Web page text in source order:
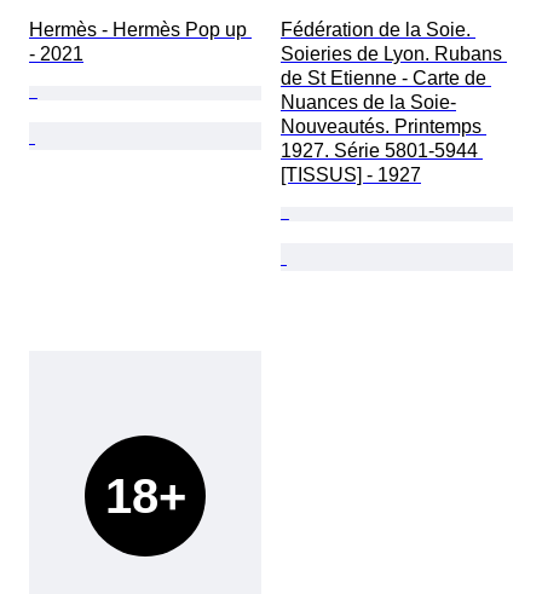
Hermès - Hermès Pop up
- 2021
Fédération de la Soie.
Soieries de Lyon. Rubans
de St Etienne - Carte de
Nuances de la Soie-
Nouveautés. Printemps
1927. Série 5801-5944
[TISSUS] - 1927
18+